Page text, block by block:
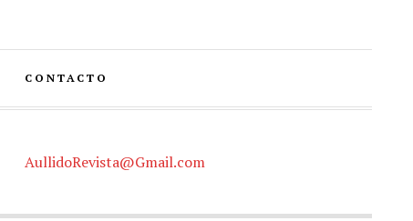
CONTACTO
AullidoRevista@Gmail.com